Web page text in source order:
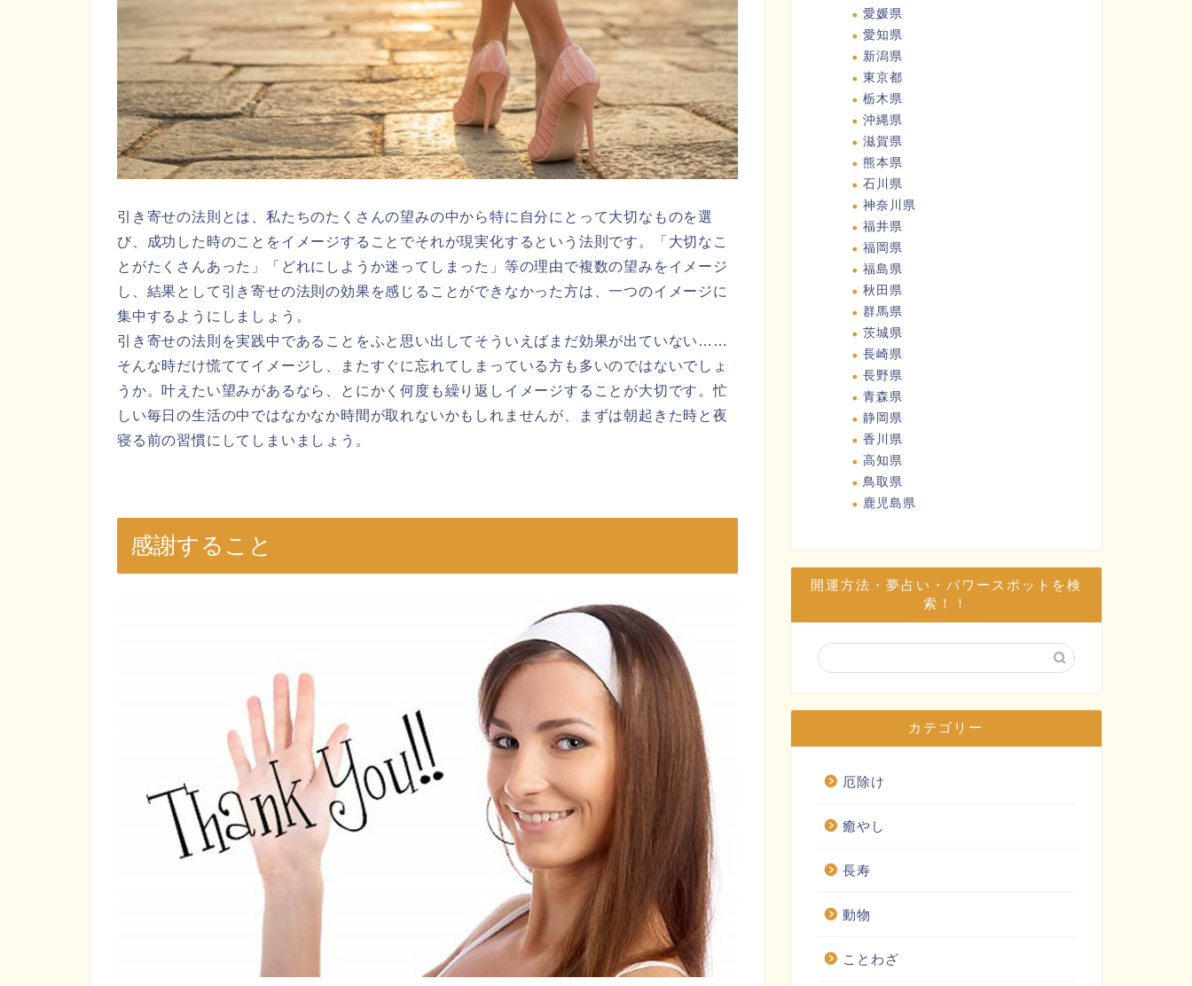
引き寄せの法則とは、私たちのたくさんの望みの中から特に自分にとって大切なものを選
び、成功した時のことをイメージすることでそれが現実化するという法則です。「大切なこ
とがたくさんあった」「どれにしようか迷ってしまった」等の理由で複数の望みをイメージ
し、結果として引き寄せの法則の効果を感じることができなかった方は、一つのイメージに
集中するようにしましょう。
引き寄せの法則を実践中であることをふと思い出してそういえばまだ効果が出ていない……
そんな時だけ慌ててイメージし、またすぐに忘れてしまっている方も多いのではないでしょ
うか。叶えたい望みがあるなら、とにかく何度も繰り返しイメージすることが大切です。忙
しい毎日の生活の中ではなかなか時間が取れないかもしれませんが、まずは朝起きた時と夜
寝る前の習慣にしてしまいましょう。
感謝すること
愛媛県
愛知県
新潟県
東京都
栃木県
沖縄県
滋賀県
熊本県
石川県
神奈川県
福井県
福岡県
福島県
秋田県
群馬県
茨城県
長崎県
長野県
青森県
静岡県
香川県
高知県
鳥取県
鹿児島県
開運方法・夢占い・パワースポットを検
索！！
カテゴリー
厄除け
癒やし
長寿
動物
ことわざ